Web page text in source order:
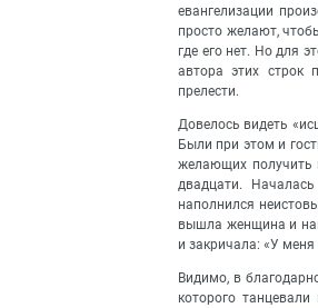
евангелизации
просто желают,
где его нет. Но для
автора этих строк
прелести.
Довелось видеть
Были при этом и
желающих получить
двадцати.
наполнился
вышла женщина и
и закричала: «У
Видимо, в
которого